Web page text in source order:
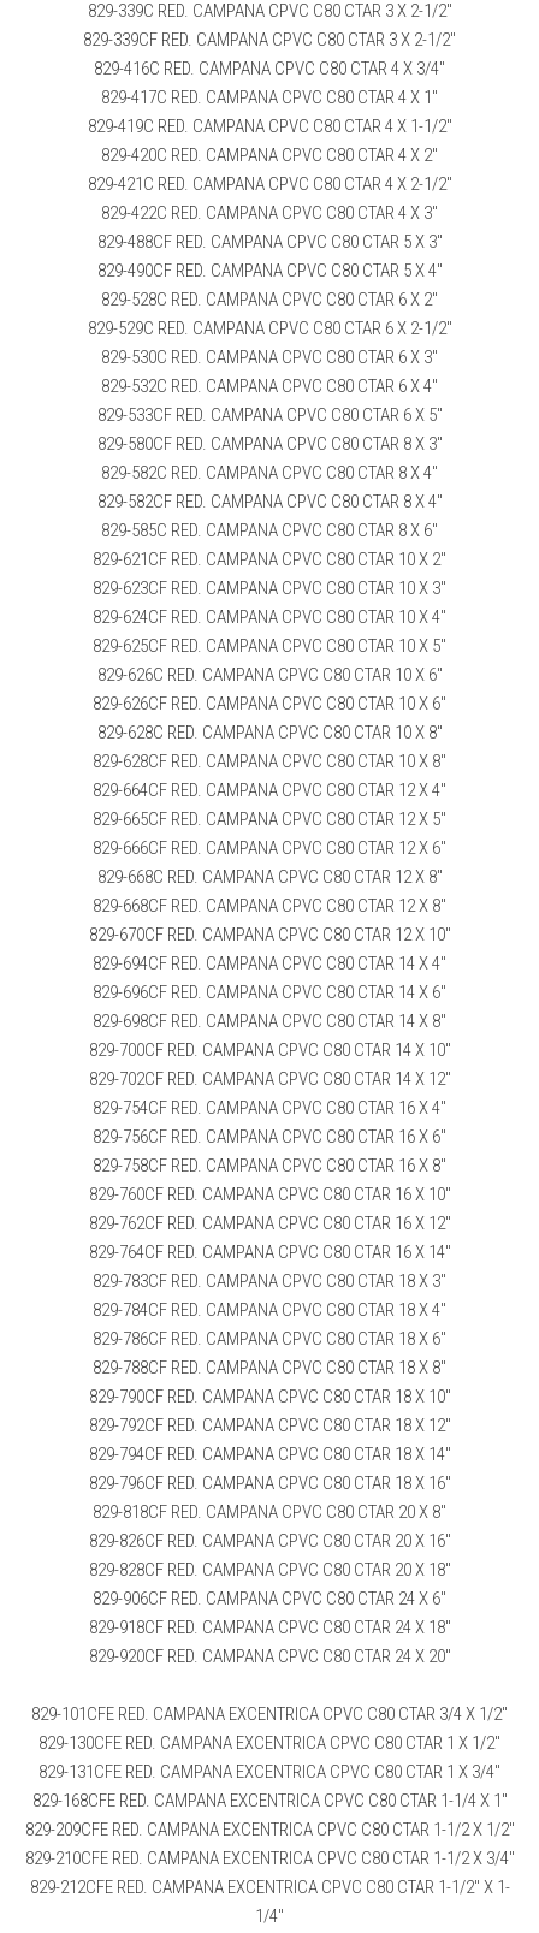
829-339C RED. CAMPANA CPVC C80 CTAR 3 X 2-1/2″
829-339CF RED. CAMPANA CPVC C80 CTAR 3 X 2-1/2″
829-416C RED. CAMPANA CPVC C80 CTAR 4 X 3/4″
829-417C RED. CAMPANA CPVC C80 CTAR 4 X 1″
829-419C RED. CAMPANA CPVC C80 CTAR 4 X 1-1/2″
829-420C RED. CAMPANA CPVC C80 CTAR 4 X 2″
829-421C RED. CAMPANA CPVC C80 CTAR 4 X 2-1/2″
829-422C RED. CAMPANA CPVC C80 CTAR 4 X 3″
829-488CF RED. CAMPANA CPVC C80 CTAR 5 X 3″
829-490CF RED. CAMPANA CPVC C80 CTAR 5 X 4″
829-528C RED. CAMPANA CPVC C80 CTAR 6 X 2″
829-529C RED. CAMPANA CPVC C80 CTAR 6 X 2-1/2″
829-530C RED. CAMPANA CPVC C80 CTAR 6 X 3″
829-532C RED. CAMPANA CPVC C80 CTAR 6 X 4″
829-533CF RED. CAMPANA CPVC C80 CTAR 6 X 5″
829-580CF RED. CAMPANA CPVC C80 CTAR 8 X 3″
829-582C RED. CAMPANA CPVC C80 CTAR 8 X 4″
829-582CF RED. CAMPANA CPVC C80 CTAR 8 X 4″
829-585C RED. CAMPANA CPVC C80 CTAR 8 X 6″
829-621CF RED. CAMPANA CPVC C80 CTAR 10 X 2″
829-623CF RED. CAMPANA CPVC C80 CTAR 10 X 3″
829-624CF RED. CAMPANA CPVC C80 CTAR 10 X 4″
829-625CF RED. CAMPANA CPVC C80 CTAR 10 X 5″
829-626C RED. CAMPANA CPVC C80 CTAR 10 X 6″
829-626CF RED. CAMPANA CPVC C80 CTAR 10 X 6″
829-628C RED. CAMPANA CPVC C80 CTAR 10 X 8″
829-628CF RED. CAMPANA CPVC C80 CTAR 10 X 8″
829-664CF RED. CAMPANA CPVC C80 CTAR 12 X 4″
829-665CF RED. CAMPANA CPVC C80 CTAR 12 X 5″
829-666CF RED. CAMPANA CPVC C80 CTAR 12 X 6″
829-668C RED. CAMPANA CPVC C80 CTAR 12 X 8″
829-668CF RED. CAMPANA CPVC C80 CTAR 12 X 8″
829-670CF RED. CAMPANA CPVC C80 CTAR 12 X 10″
829-694CF RED. CAMPANA CPVC C80 CTAR 14 X 4″
829-696CF RED. CAMPANA CPVC C80 CTAR 14 X 6″
829-698CF RED. CAMPANA CPVC C80 CTAR 14 X 8″
829-700CF RED. CAMPANA CPVC C80 CTAR 14 X 10″
829-702CF RED. CAMPANA CPVC C80 CTAR 14 X 12″
829-754CF RED. CAMPANA CPVC C80 CTAR 16 X 4″
829-756CF RED. CAMPANA CPVC C80 CTAR 16 X 6″
829-758CF RED. CAMPANA CPVC C80 CTAR 16 X 8″
829-760CF RED. CAMPANA CPVC C80 CTAR 16 X 10″
829-762CF RED. CAMPANA CPVC C80 CTAR 16 X 12″
829-764CF RED. CAMPANA CPVC C80 CTAR 16 X 14″
829-783CF RED. CAMPANA CPVC C80 CTAR 18 X 3″
829-784CF RED. CAMPANA CPVC C80 CTAR 18 X 4″
829-786CF RED. CAMPANA CPVC C80 CTAR 18 X 6″
829-788CF RED. CAMPANA CPVC C80 CTAR 18 X 8″
829-790CF RED. CAMPANA CPVC C80 CTAR 18 X 10″
829-792CF RED. CAMPANA CPVC C80 CTAR 18 X 12″
829-794CF RED. CAMPANA CPVC C80 CTAR 18 X 14″
829-796CF RED. CAMPANA CPVC C80 CTAR 18 X 16″
829-818CF RED. CAMPANA CPVC C80 CTAR 20 X 8″
829-826CF RED. CAMPANA CPVC C80 CTAR 20 X 16″
829-828CF RED. CAMPANA CPVC C80 CTAR 20 X 18″
829-906CF RED. CAMPANA CPVC C80 CTAR 24 X 6″
829-918CF RED. CAMPANA CPVC C80 CTAR 24 X 18″
829-920CF RED. CAMPANA CPVC C80 CTAR 24 X 20″
829-101CFE RED. CAMPANA EXCENTRICA CPVC C80 CTAR 3/4 X 1/2″
829-130CFE RED. CAMPANA EXCENTRICA CPVC C80 CTAR 1 X 1/2″
829-131CFE RED. CAMPANA EXCENTRICA CPVC C80 CTAR 1 X 3/4″
829-168CFE RED. CAMPANA EXCENTRICA CPVC C80 CTAR 1-1/4 X 1″
829-209CFE RED. CAMPANA EXCENTRICA CPVC C80 CTAR 1-1/2 X 1/2″
829-210CFE RED. CAMPANA EXCENTRICA CPVC C80 CTAR 1-1/2 X 3/4″
829-212CFE RED. CAMPANA EXCENTRICA CPVC C80 CTAR 1-1/2″ X 1-
1/4″